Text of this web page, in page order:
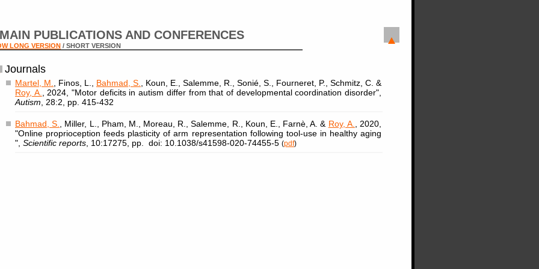
MAIN PUBLICATIONS AND CONFERENCES
LONG VERSION / SHORT VERSION
Journals
Martel, M. , Finos, L., Bahmad, S.
, Koun, E., Salemme, R., Sonié, S., Fourneret, P., Schmitz, C. &
Roy, A.
, 2024, "Motor deficits in autism differ from that of developmental coordination disorder",
Autism , 28:2, pp. 415-432
Bahmad, S. , Miller, L., Pham, M., Moreau, R., Salemme, R., Koun, E., Farnè, A. & Roy, A.
, 2020,
"Online proprioception feeds plasticity of arm representation following tool-use in healthy aging
", Scientific reports , 10:17275, pp. doi: 10.1038/s41598-020-74455-5 (pdf)